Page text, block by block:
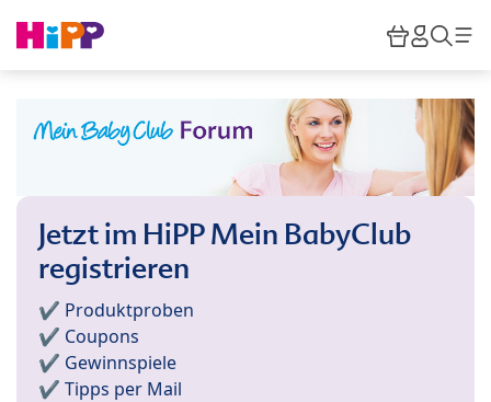
HiPP
Jetzt im HiPP Mein BabyClub
registrieren
✔️ Produktproben
✔️ Coupons
✔️ Gewinnspiele
✔️ Tipps per Mail